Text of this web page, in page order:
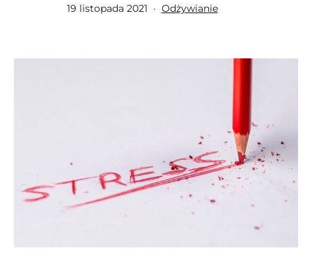
Opublikowano
19 listopada 2021
Umieszczono
Odżywianie